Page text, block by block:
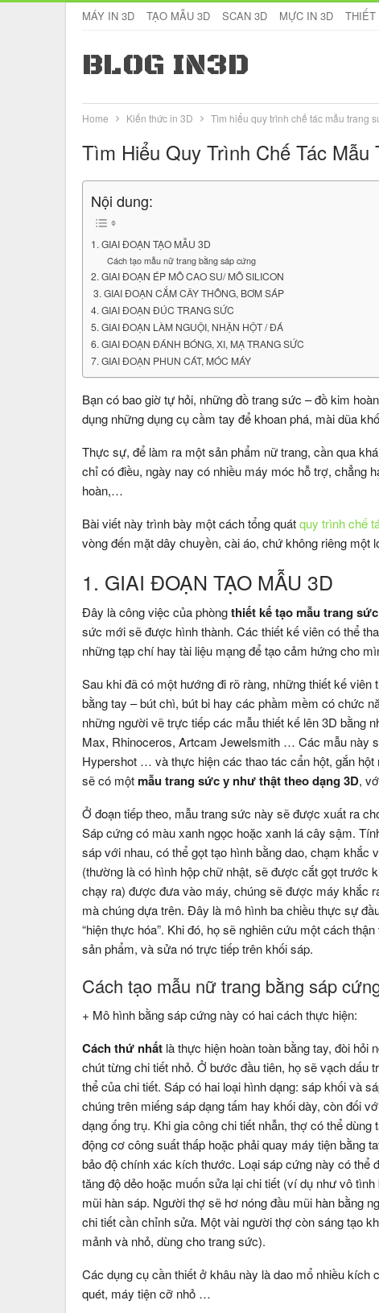
MÁY IN 3D TẠO MẪU 3D SCAN 3D MỰC IN 3D THIẾT
BLOG IN3D
Home Kiến thức in 3D Tìm hiểu quy trình chế tác mẫu trang
Tìm Hiểu Quy Trình Chế Tác Mẫu
Nội dung:
1. GIAI ĐOẠN TẠO MẪU 3D
Cách tạo mẫu nữ trang bằng sáp cứng
2. GIAI ĐOẠN ÉP MÔ CAO SU/ MÔ SILICON
3. GIAI ĐOẠN CẮM CÂY THÔNG, BƠM SÁP
4. GIAI ĐOẠN ĐÚC TRANG SỨC
5. GIAI ĐOẠN LÀM NGUỘI, NHẬN HỘT / ĐÁ
6. GIAI ĐOẠN ĐÁNH BÓNG, XI, MẠ TRANG SỨC
7. GIAI ĐOẠN PHUN CÁT, MÓC MÁY
Bạn có bao giờ tự hỏi, những đồ trang sức – đồ kim
dụng những dụng cụ cầm tay để khoan phá, mài dũa
Thực sự, để làm ra một sản phẩm nữ trang, cần qua
chỉ có điều, ngày nay có nhiều máy móc hỗ trợ, chẳng
hoàn,…
Bài viết này trình bày một cách tổng quátquy trình chế
vòng đến mặt dây chuyền, cài áo, chứ không riêng một
1. GIAI ĐOẠN TẠO MẪU 3D
Đây là công việc của phòngthiết kế tạo mẫu trang sức
sức mới sẽ được hình thành. Các thiết kế viên có thể
những tạp chí hay tài liệu mạng để tạo cảm hứng cho
Sau khi đã có một hướng đi rõ ràng, những thiết kế
bằng tay – bút chì, bút bi hay các phầm mềm có chức
những người vẽ trực tiếp các mẫu thiết kế lên 3D bằng
Max, Rhinoceros, Artcam Jewelsmith … Các mẫu này
Hypershot … và thực hiện các thao tác cẩn hột, gắn hột
sẽ có mộtmẫu trang sức y như thật theo dạng 3D,
Ở đoạn tiếp theo, mẫu trang sức này sẽ được xuất ra
Sáp cứng có màu xanh ngọc hoặc xanh lá cây sậm.
sáp với nhau, có thể gọt tạo hình bằng dao, chạm
(thường là có hình hộp chữ nhật, sẽ được cắt gọt trước
chạy ra) được đưa vào máy, chúng sẽ được máy khắc
mà chúng dựa trên. Đây là mô hình ba chiều thực sự
“hiện thực hóa”. Khi đó, họ sẽ nghiên cứu một cách
sản phẩm, và sửa nó trực tiếp trên khối sáp.
Cách tạo mẫu nữ trang bằng sáp
+ Mô hình bằng sáp cứng này có hai cách thực hiện:
Cách thứ nhất là thực hiện hoàn toàn bằng tay, đòi
chút từng chi tiết nhỏ. Ở bước đầu tiên, họ sẽ vạch dấu
thể của chi tiết. Sáp có hai loại hình dạng: sáp khối và
chúng trên miếng sáp dạng tấm hay khối dày, còn đối
dạng ống trụ. Khi gia công chi tiết nhẫn, thợ có thể
động cơ công suất thấp hoặc phải quay máy tiện bằng
bảo độ chính xác kích thước. Loại sáp cứng này có thể
tăng độ dẻo hoặc muốn sửa lại chi tiết (ví dụ như vô
mũi hàn sáp. Người thợ sẽ hơ nóng đầu mũi hàn bằng
chi tiết cần chỉnh sửa. Một vài người thợ còn sáng tạo
mảnh và nhỏ, dùng cho trang sức).
Các dụng cụ cần thiết ở khâu này là dao mổ nhiều
quét, máy tiện cỡ nhỏ …